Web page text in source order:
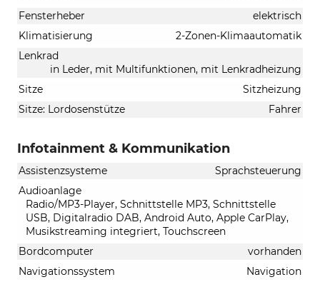
Fensterheber
elektrisch
Klimatisierung
2-Zonen-Klimaautomatik
Lenkrad
in Leder, mit Multifunktionen, mit Lenkradheizung
Sitze
Sitzheizung
Sitze: Lordosenstütze
Fahrer
Infotainment & Kommunikation
Assistenzsysteme
Sprachsteuerung
Audioanlage
Radio/MP3-Player, Schnittstelle MP3, Schnittstelle
USB, Digitalradio DAB, Android Auto, Apple CarPlay,
Musikstreaming integriert, Touchscreen
Bordcomputer
vorhanden
Navigationssystem
Navigation